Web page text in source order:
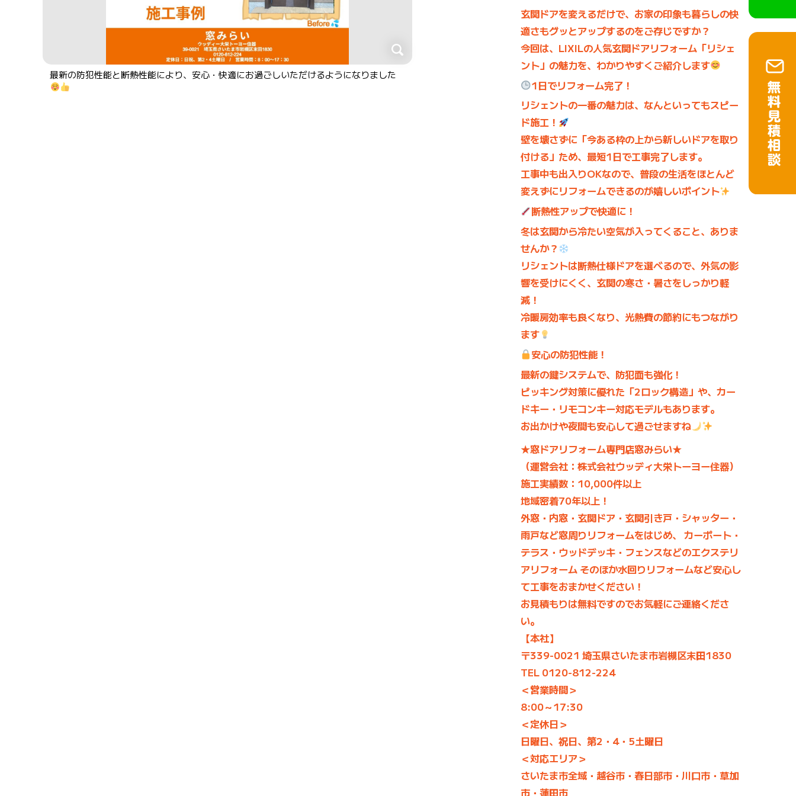
最新の防犯性能と断熱性能により、安心・快適にお過ごしいただけるようになりました
玄関ドアを変えるだけで、お家の印象も暮らしの快
適さもグッとアップするのをご存じですか？
今回は、LIXILの人気玄関ドアリフォーム「リシェ
ント」の魅力を、わかりやすくご紹介します
1日でリフォーム完了！
リシェントの一番の魅力は、なんといってもスピー
ド施工！
壁を壊さずに「今ある枠の上から新しいドアを取り
付ける」ため、 最短1日で工事完了します。
工事中も出入りOKなので、普段の生活をほとんど
変えずにリフォームできるのが嬉しいポイント
断熱性アップで快適に！
冬は玄関から冷たい空気が入ってくること、ありま
せんか？
リシェントは断熱仕様ドアを選べるので、外気の影
響を受けにくく、玄関の寒さ・暑さをしっかり軽
減！
冷暖房効率も良くなり、 光熱費の節約にもつながり
ます
安心の防犯性能！
最新の鍵システムで、防犯面も強化！
ピッキング対策に優れた「2ロック構造」や、 カー
ドキー・リモコンキー対応モデルもあります。
お出かけや夜間も安心して過ごせますね
★窓ドアリフォーム専門店窓みらい★
（運営会社：株式会社ウッディ大栄トーヨー住器）
施工実績数：10,000件以上
地域密着70年以上！
外窓・内窓・玄関ドア・玄関引き戸・シャッター・
雨戸など窓周りリフォームをはじめ、 カーポート・
テラス・ウッドデッキ・フェンスなどのエクステリ
アリフォーム そのほか水回りリフォームなど安心し
て工事をおまかせください！
お見積もりは無料ですのでお気軽にご連絡くださ
い。
【本社】
〒339-0021 埼玉県さいたま市岩槻区末田1830
TEL 0120-812-224
＜営業時間＞
8:00～17:30
＜定休日＞
日曜日、祝日、第2・4・5土曜日
＜対応エリア＞
さいたま市全域・越谷市・春日部市・川口市・草加
市・蓮田市